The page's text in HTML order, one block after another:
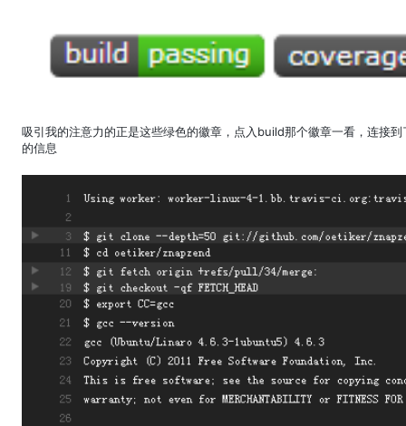
吸引我的注意力的正是这些绿色的徽章，点入build那个徽章一看，连接
的信息